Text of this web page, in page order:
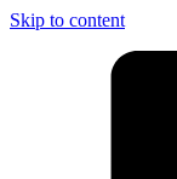
Skip to content